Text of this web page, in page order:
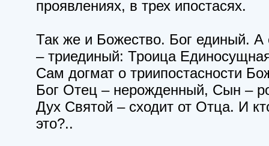
проявлениях, в трех ипостасях.
Так же и Божество. Бог единый. А
– триединый: Троица
Сам догмат о триипостасности
Бог Отец – нерожденный, Сын –
Дух Святой – сходит от Отца. И
это?..